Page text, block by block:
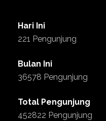
Hari Ini
221 Pengunjung
Bulan Ini
36578 Pengunjung
Total Pengunjung
452822 Pengunjung